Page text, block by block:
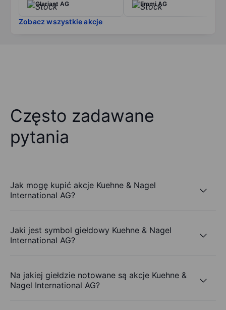
Clariant AG Emmi AG
Zobacz wszystkie akcje
Często zadawane
pytania
Jak mogę kupić akcje Kuehne & Nagel
International AG?
Jaki jest symbol giełdowy Kuehne & Nagel
International AG?
Na jakiej giełdzie notowane są akcje Kuehne &
Nagel International AG?